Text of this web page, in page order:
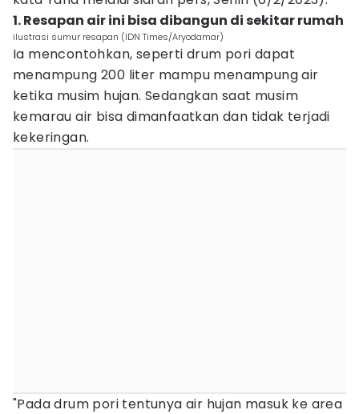
1. Resapan air ini bisa dibangun di sekitar rumah
ilustrasi sumur resapan (IDN Times/Aryodamar)
Ia mencontohkan, seperti drum pori dapat
menampung 200 liter mampu menampung air
ketika musim hujan. Sedangkan saat musim
kemarau air bisa dimanfaatkan dan tidak terjadi
kekeringan.
"Pada drum pori tentunya air hujan masuk ke area